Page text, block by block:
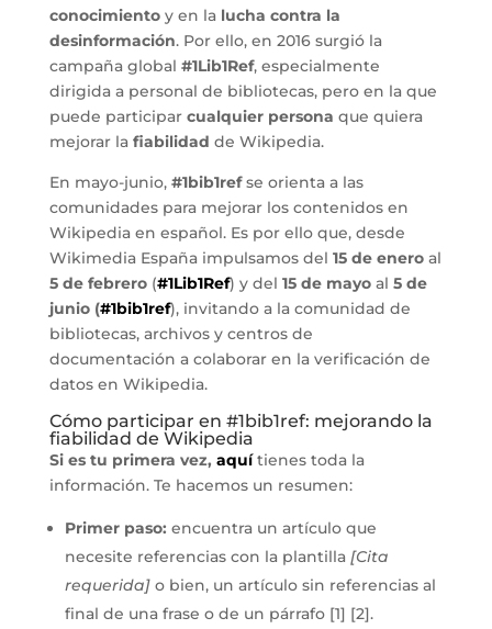
conocimientoy en la lucha contra la
desinformación. Por ello, en 2016 surgió la
campaña global #1Lib1Ref, especialmente
dirigida a personal de bibliotecas, pero en la que
puede participar cualquier persona que quiera
mejorar la fiabilidad de Wikipedia.
En mayo-junio, #1bib1refse orienta a las
comunidades para mejorar los contenidos en
Wikipedia en español. Es por ello que, desde
Wikimedia España impulsamos del 15 de eneroal
5 de febrero(#1Lib1Ref) y del 15 de mayo al 5 de
junio (#1bib1ref), invitando a la comunidad de
bibliotecas, archivos y centros de
documentación a colaborar en la verificación de
datos en Wikipedia.
Cómo participar en #1bib1ref: mejorando la
fiabilidad de Wikipedia
Si es tu primera vez, aquí tienes toda la
información. Te hacemos un resumen:
Primer paso: encuentra un artículo que
necesite referencias con la plantilla[Cita
requerida]o bien, un artículo sin referencias al
final de una frase o de un párrafo [1] [2].